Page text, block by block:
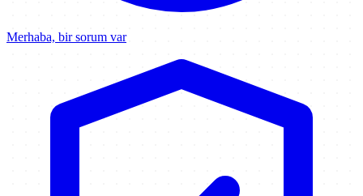
Merhaba, bir sorum var